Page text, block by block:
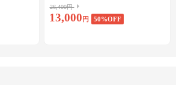
26,400円
13,000 円 50%OFF